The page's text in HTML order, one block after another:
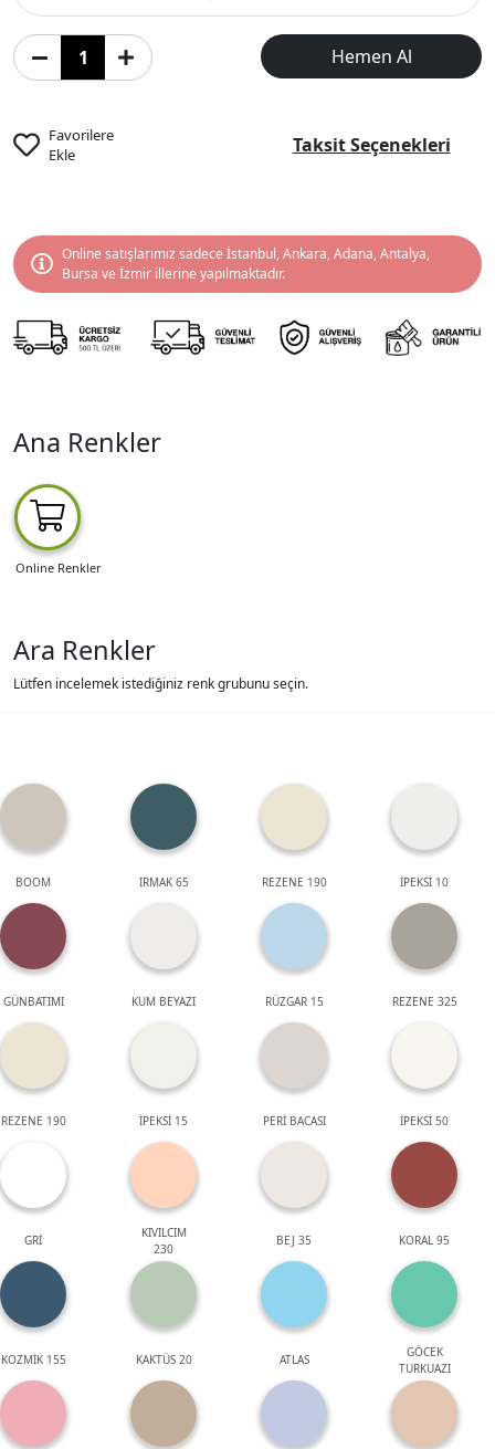
Hemen Al
Favorilere
Ekle
Taksit Seçenekleri
Online satışlarımız sadece İstanbul, Ankara, Adana, Antalya,
Bursa ve İzmir illerine yapılmaktadır.
Ana Renkler
Online Renkler
Ara Renkler
Lütfen incelemek istediğiniz renk grubunu seçin.
BOOM IRMAK 65 REZENE 190 İPEKSİ 10
GÜNBATIMI KUM BEYAZI RÜZGAR 15 REZENE 325
REZENE 190 İPEKSİ 15 PERİ BACASI İPEKSİ 50
GRİ
KIVILCIM
230
BEJ 35 KORAL 95
KOZMİK 155 KAKTÜS 20 ATLAS
GÖCEK
TURKUAZI